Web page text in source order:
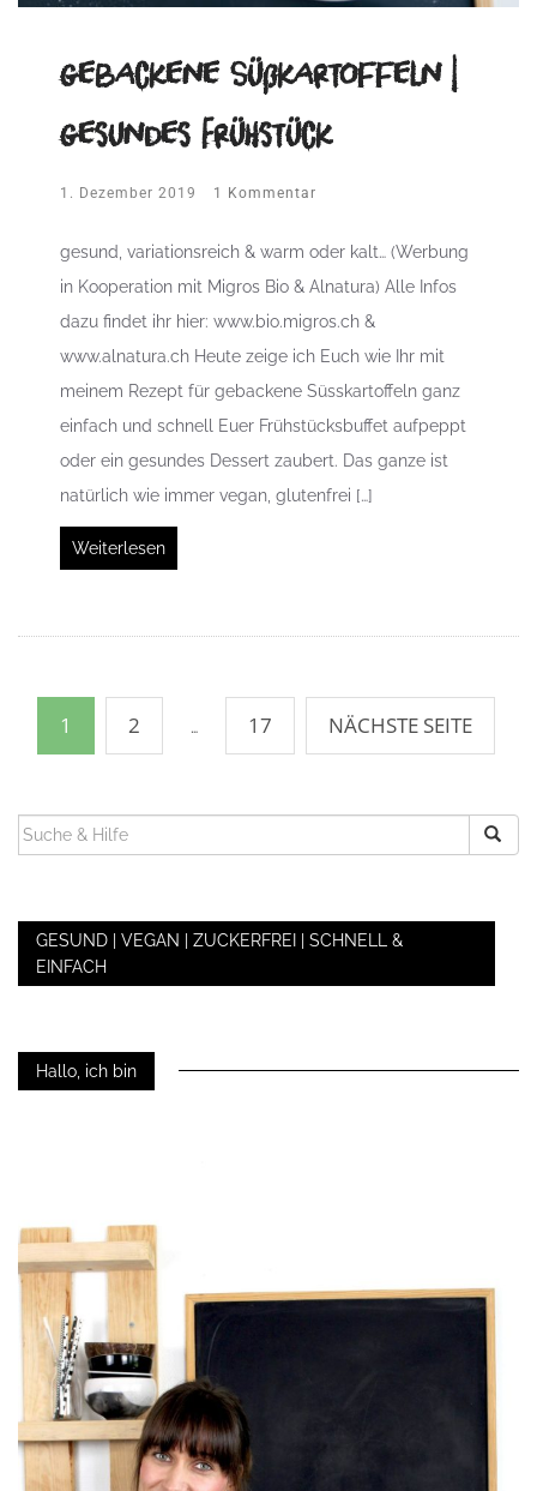
gebackene Süßkartoffeln |
gesundes Frühstück
1. Dezember 2019 1 Kommentar
gesund, variationsreich & warm oder kalt… (Werbung
in Kooperation mit Migros Bio & Alnatura) Alle Infos
dazu findet ihr hier: www.bio.migros.ch &
www.alnatura.ch Heute zeige ich Euch wie Ihr mit
meinem Rezept für gebackene Süsskartoffeln ganz
einfach und schnell Euer Frühstücksbuffet aufpeppt
oder ein gesundes Dessert zaubert. Das ganze ist
natürlich wie immer vegan, glutenfrei […]
Weiterlesen
Beitragsnavigation
1 2 … 17 NÄCHSTE SEITE
SUCHEN
NACH:
GESUND | VEGAN | ZUCKERFREI | SCHNELL &
EINFACH
Hallo, ich bin